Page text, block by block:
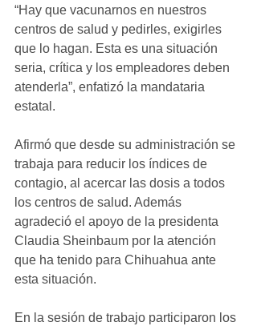
“Hay que vacunarnos en nuestros
centros de salud y pedirles, exigirles
que lo hagan. Esta es una situación
seria, crítica y los empleadores deben
atenderla”, enfatizó la mandataria
estatal.
Afirmó que desde su administración se
trabaja para reducir los índices de
contagio, al acercar las dosis a todos
los centros de salud. Además
agradeció el apoyo de la presidenta
Claudia Sheinbaum por la atención
que ha tenido para Chihuahua ante
esta situación.
En la sesión de trabajo participaron los